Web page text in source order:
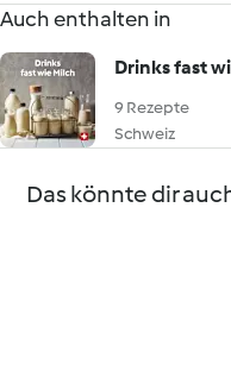
Auch enthalten in
Drinks fast
9 Rezepte
Schweiz
Das könnte dir